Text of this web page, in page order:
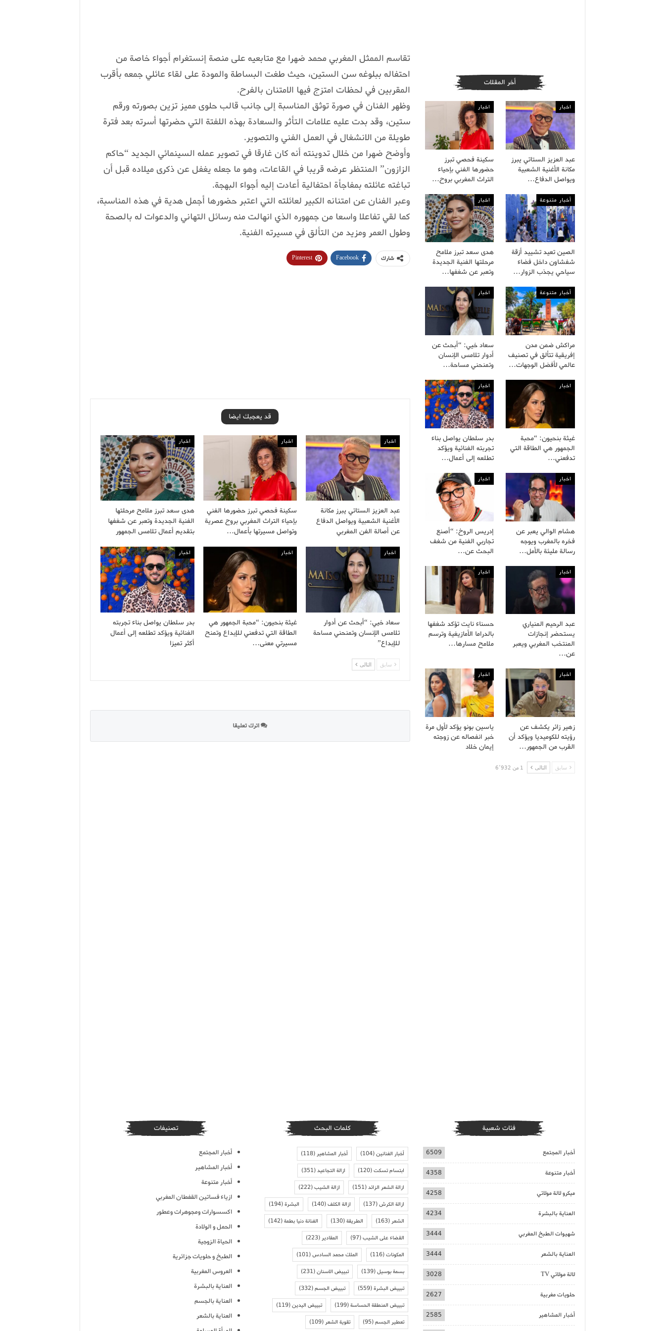
تقاسم الممثل المغربي محمد ضهرا مع متابعيه على منصة إنستغرام أجواء خاصة من
احتفاله ببلوغه سن الستين، حيث طغت البساطة والمودة على لقاء عائلي جمعه بأقرب
المقربين في لحظات امتزج فيها الامتنان بالفرح.
وظهر الفنان في صورة توثق المناسبة إلى جانب قالب حلوى مميز تزين بصورته ورقم
ستين، وقد بدت عليه علامات التأثر والسعادة بهذه اللفتة التي حضرتها أسرته بعد فترة
طويلة من الانشغال في العمل الفني والتصوير.
وأوضح ضهرا من خلال تدوينته أنه كان غارقا في تصوير عمله السينمائي الجديد “حاكم
الزازون” المنتظر عرضه قريبا في القاعات، وهو ما جعله يغفل عن ذكرى ميلاده قبل أن
تباغته عائلته بمفاجأة احتفالية أعادت إليه أجواء البهجة.
وعبر الفنان عن امتنانه الكبير لعائلته التي اعتبر حضورها أجمل هدية في هذه المناسبة،
كما لقي تفاعلا واسعا من جمهوره الذي انهالت منه رسائل التهاني والدعوات له بالصحة
وطول العمر ومزيد من التألق في مسيرته الفنية.
شارك Facebook
Pinterest
قد يعجبك ايضا
اخبار
عبد العزيز الستاتي يبرز مكانة
الأغنية الشعبية ويواصل الدفاع
عن أصالة الفن المغربي
اخبار
سكينة فحصي تبرز حضورها الفني
بإحياء التراث المغربي بروح عصرية
وتواصل مسيرتها بأعمال…
اخبار
هدى سعد تبرز ملامح مرحلتها
الفنية الجديدة وتعبر عن شغفها
بتقديم أعمال تلامس الجمهور
اخبار
سعاد خيي: “أبحث عن أدوار
تلامس الإنسان وتمنحني مساحة
للإبداع”
اخبار
غيثة بنحيون: “محبة الجمهور هي
الطاقة التي تدفعني للإبداع وتمنح
مسيرتي معنى…
اخبار
بدر سلطان يواصل بناء تجربته
الغنائية ويؤكد تطلعه إلى أعمال
أكثر تميزا
سابق التالى
اترك تعليقا
أخر المقلات
اخبار
عبد العزيز الستاتي يبرز
مكانة الأغنية الشعبية
ويواصل الدفاع…
اخبار
سكينة فحصي تبرز
حضورها الفني بإحياء
التراث المغربي بروح…
أخبار متنوعة
الصين تعيد تشييد أزقة
شفشاون داخل فضاء
سياحي يجذب الزوار…
اخبار
هدى سعد تبرز ملامح
مرحلتها الفنية الجديدة
وتعبر عن شغفها…
أخبار متنوعة
مراكش ضمن مدن
إفريقية تتألق في تصنيف
عالمي لأفضل الوجهات…
اخبار
سعاد خيي: “أبحث عن
أدوار تلامس الإنسان
وتمنحني مساحة…
اخبار
غيثة بنحيون: “محبة
الجمهور هي الطاقة التي
تدفعني…
اخبار
بدر سلطان يواصل بناء
تجربته الغنائية ويؤكد
تطلعه إلى أعمال…
اخبار
هشام الوالي يعبر عن
فخره بالمغرب ويوجه
رسالة مليئة بالأمل…
اخبار
إدريس الروخ: “أصنع
تجاربي الفنية من شغف
البحث عن…
اخبار
عبد الرحيم المنياري
يستحضر إنجازات
المنتخب المغربي ويعبر
عن…
اخبار
حسناء نايت تؤكد شغفها
بالدراما الأمازيغية وترسم
ملامح مسارها…
اخبار
زهير زائر يكشف عن
رؤيته للكوميديا ويؤكد أن
القرب من الجمهور…
اخبار
ياسين بونو يؤكد لأول مرة
خبر انفصاله عن زوجته
إيمان خلاد
سابق التالى 1 من 6٬932
فئات شعبية
أخبار المجتمع 6509
أخبار متنوعة 4358
ميكرو لالة مولاتي 4258
العناية بالبشرة 4234
شهيوات الطبخ المغربي 3444
العناية بالشعر 3444
لالة مولاتي TV 3028
حلويات مغربية 2627
أخبار المشاهير 2585
كلمات البحث
أخبار الفنانين(104) أخبار المشاهير(118)
ابتسام تسكت(120) ازالة التجاعيد(351)
ازالة الشعر الزائد(151) ازالة الشيب(222)
ازالة الكرش(137) ازالة الكلف(140) البشرة(194)
الشعر(163) الطريقة(130) الفنانة دنيا بطمة(142)
القضاء على الشيب(97) المقادير(223)
المكونات(116) الملك محمد السادس(101)
بسمة بوسيل(139) تبييض الاسنان(231)
تبييض البشرة(559) تبييض الجسم(332)
تبييض المنطقة الحساسة(199) تبييض اليدين(119)
تعطير الجسم(95) تقوية الشعر(109)
تصنيفات
أخبار المجتمع
أخبار المشاهير
أخبار متنوعة
ازياء فساتين القفطان المغربي
اكسسوارات ومجوهرات وعطور
الحمل و الولادة
الحياة الزوجية
الطبخ و حلويات جزائرية
العروس المغربية
العناية بالبشرة
العناية بالجسم
العناية بالشعر